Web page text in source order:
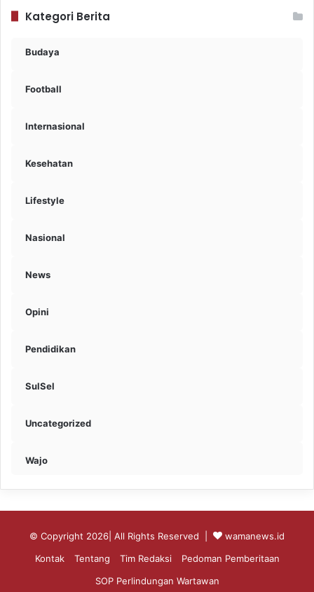
Kategori Berita
Budaya
Football
Internasional
Kesehatan
Lifestyle
Nasional
News
Opini
Pendidikan
SulSel
Uncategorized
Wajo
© Copyright 2026| All Rights Reserved |
wamanews.id
Kontak
Tentang Tim Redaksi
Pedoman Pemberitaan
SOP Perlindungan Wartawan